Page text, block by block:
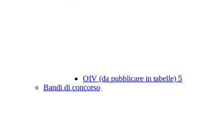
OIV (da pubblicare in tabelle) 5
Bandi di concorso